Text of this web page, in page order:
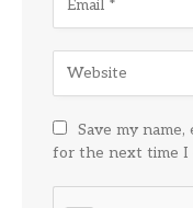
Save my
for the next time I